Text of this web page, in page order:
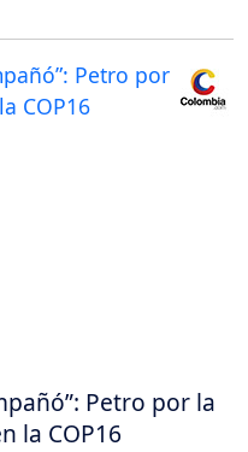
Petro por la
la COP16